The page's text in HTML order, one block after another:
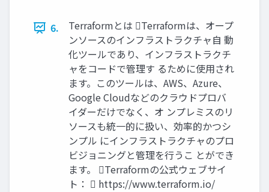
6.
Terraformとは Terraformは、オープ
ンソースのインフラストラクチャ自 動
化ツールであり、インフラストラクチ
ャをコードで管理す るために使用され
ます。このツールは、AWS、Azure、
Google Cloudなどのクラウドプロバ
イダーだけでなく、オ ンプレミスのリ
ソースも統一的に扱い、効率的かつシ
ンプル にインフラストラクチャのプロ
ビジョニングと管理を行うこ とができ
ます。 Terraformの公式ウェブサイ
ト：  https://www.terraform.io/